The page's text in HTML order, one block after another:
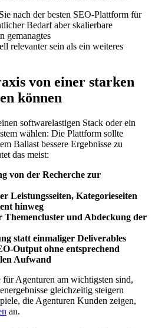
nach der besten SEO‑Plattform für
Bedarf aber skalierbare
gemanagtes
relevanter sein als ein weiteres
von einer starken
können
softwarelastigen Stack oder ein
wählen: Die Plattform sollte
Ballast bessere Ergebnisse zu
das meist:
von der Recherche zur
Leistungsseiten, Kategorieseiten
hinweg
und Abdeckung der
statt einmaliger Deliverables
ohne entsprechend
Aufwand
für Agenturen am wichtigsten sind,
gleichzeitig steigern
die Agenturen Kunden zeigen,
an.